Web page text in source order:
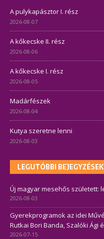
A pulykapásztor I. rész
2026-08-07
A kőkecske II. rész
2026-08-06
A kőkecske I. rész
2026-08-05
Madárfészek
2026-08-04
Kutya szeretne lenni
2026-08-03
LEGUTÓBBI BEJEGYZÉSEK
Új magyar mesehős született:
2026-08-03
Gyerekprogramok az idei
Rutkai Bori Banda, Szalóki Ági
2026-07-15